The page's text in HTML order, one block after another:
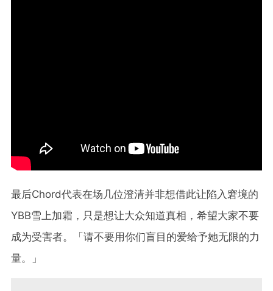
最后Chord代表在场几位澄清并非想借此让陷入窘境的
YBB雪上加霜，只是想让大众知道真相，希望大家不要
成为受害者。「请不要用你们盲目的爱给予她无限的力
量。」